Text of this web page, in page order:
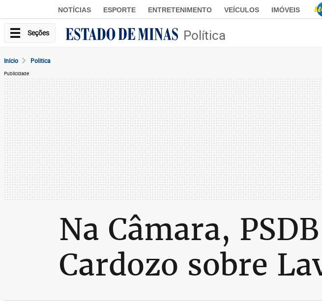
NOTÍCIAS ESPORTE ENTRETENIMENTO VEÍCULOS IMÓVEIS
Seções Política
Início Politica
Publicidade
Na Câmara,
Cardozo sobre